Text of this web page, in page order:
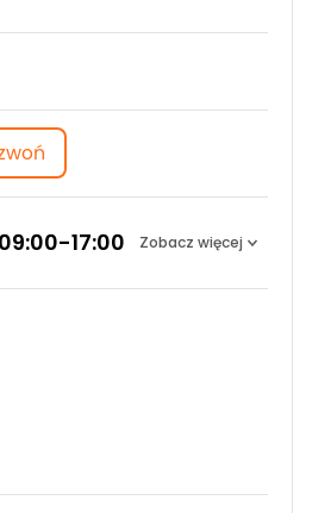
09:00-17:00 Zobacz więcej